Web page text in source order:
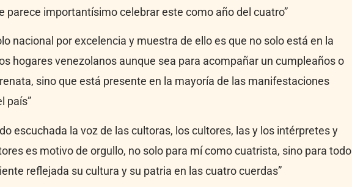
parece importantísimo celebrar este como año del cuatro”
nacional por excelencia y muestra de ello es que no solo está en la
hogares venezolanos aunque sea para acompañar un cumpleaños o
sino que está presente en la mayoría de las manifestaciones
país”
escuchada la voz de las cultoras, los cultores, las y los intérpretes y
es motivo de orgullo, no solo para mí como cuatrista, sino para todo
reflejada su cultura y su patria en las cuatro cuerdas”